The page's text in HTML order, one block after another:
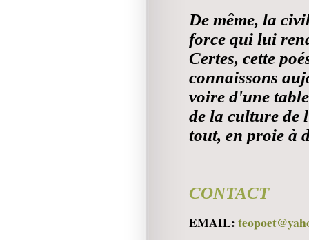
De même, la
force qui lui
Certes, cette
connaissons
voire d'une
de la culture de
tout, en proie à
CONTACT
EMAIL: